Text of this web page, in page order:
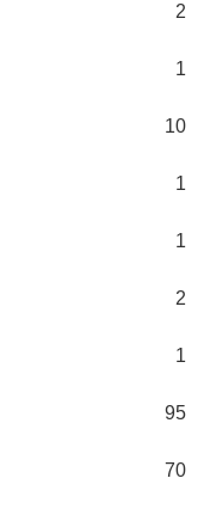
2
1
10
1
1
2
1
95
70